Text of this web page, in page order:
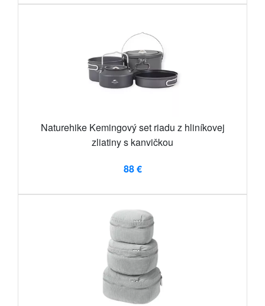
Naturehike Kemingový set riadu z hliníkovej
zliatiny s kanvičkou
88 €